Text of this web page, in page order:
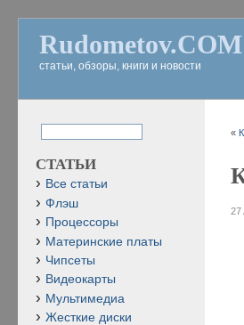
Rudometov.COM
статьи, обзоры, книги и новости
«
27
СТАТЬИ
Все статьи
Флэш
Процессоры
Материнские платы
Чипсеты
Видеокарты
Мультимедиа
Жесткие диски